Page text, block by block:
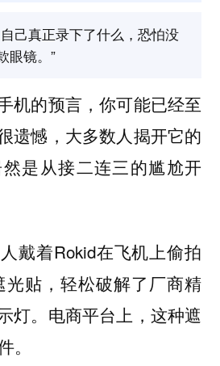
己真正录下了什么，恐怕没
眼镜。”
机的预言，你可能已经至
遗憾，大多数人揭开它的
是从接二连三的尴尬开
戴着Rokid在飞机上偷拍
光贴，轻松破解了厂商精
灯。电商平台上，这种遮
。